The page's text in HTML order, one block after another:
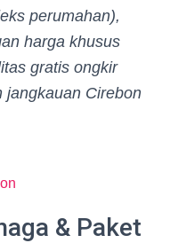
perumahan),
harga khusus
gratis ongkir
jangkauan Cirebon
& Paket